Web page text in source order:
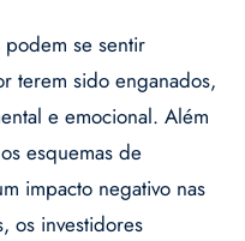
se sentir
terem sido enganados,
e emocional. Além
esquemas de
impacto negativo nas
os investidores